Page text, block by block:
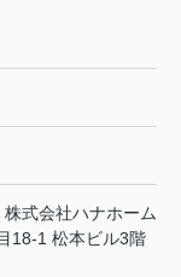
式会社ハナホーム
18-1 松本ビル3階